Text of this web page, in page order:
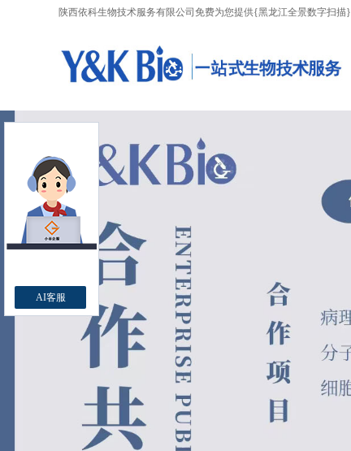
陕西依科生物技术服务有限公司免费为您提供{黑龙江全景数字扫描}
AI客服